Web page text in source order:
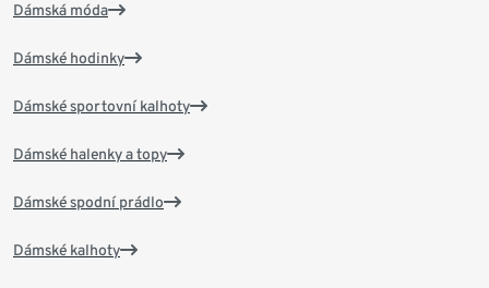
Dámská móda
Dámské hodinky
Dámské sportovní kalhoty
Dámské halenky a topy
Dámské spodní prádlo
Dámské kalhoty